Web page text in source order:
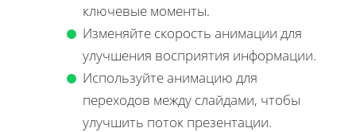
ключевые моменты.
Изменяйте скорость анимации для
улучшения восприятия информации.
Используйте анимацию для
переходов между слайдами, чтобы
улучшить поток презентации.